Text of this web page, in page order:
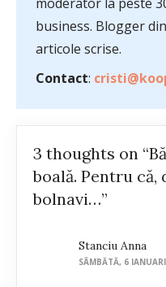
business. Blogger
articole scrise.
Contact:
3 thoughts on
boală. Pentru că,
bolnavi…”
Stanciu Anna
SÂMBĂTĂ, 6